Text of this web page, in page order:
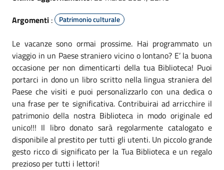
Argomenti : Patrimonio culturale
Le vacanze sono ormai prossime. Hai programmato un
viaggio in un Paese straniero vicino o lontano? E’ la buona
occasione per non dimenticarti della tua Biblioteca! Puoi
portarci in dono un libro scritto nella lingua straniera del
Paese che visiti e puoi personalizzarlo con una dedica o
una frase per te significativa. Contribuirai ad arricchire il
patrimonio della nostra Biblioteca in modo originale ed
unico!!! Il libro donato sarà regolarmente catalogato e
disponibile al prestito per tutti gli utenti. Un piccolo grande
gesto ricco di significato per la Tua Biblioteca e un regalo
prezioso per tutti i lettori!